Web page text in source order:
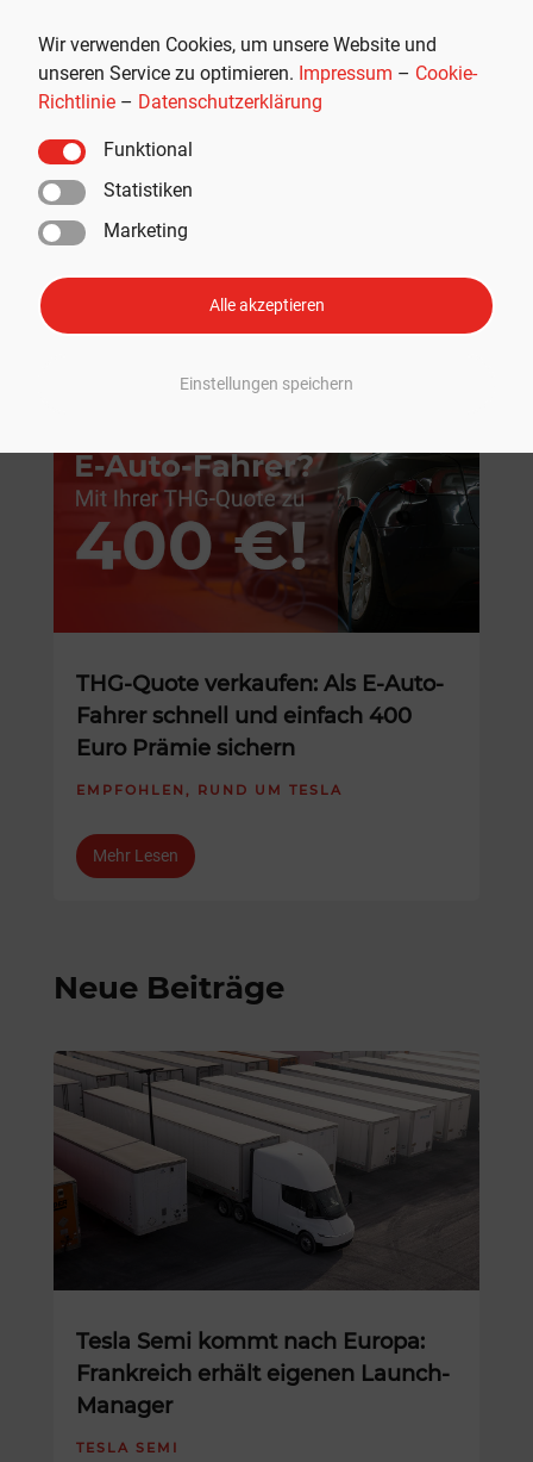
Wir verwenden Cookies, um unsere Website und
unseren Service zu optimieren. Impressum – Cookie-
Richtlinie – Datenschutzerklärung
Funktional
Statistiken
Marketing
Alle akzeptieren
Einstellungen speichern
Empfohlen
THG-Quote verkaufen: Als E-Auto-
Fahrer schnell und einfach 400
Euro Prämie sichern
EMPFOHLEN , RUND UM TESLA
Mehr Lesen
Neue Beiträge
Tesla Semi kommt nach Europa:
Frankreich erhält eigenen Launch-
Manager
TESLA SEMI